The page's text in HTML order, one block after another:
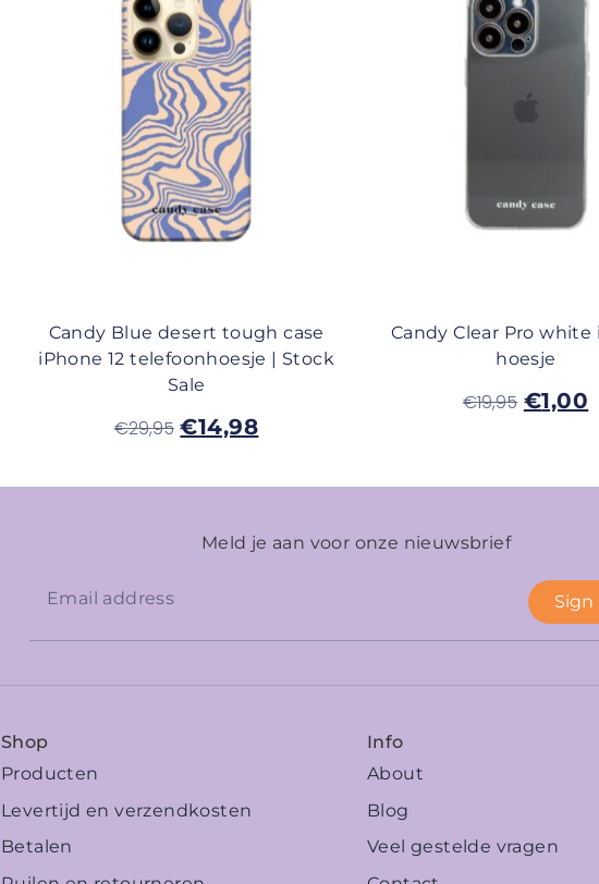
Candy Blue desert tough case
iPhone 12 telefoonhoesje | Stock
Sale
€29,95 €14,98
Candy Clear Pro white
hoesje
€19,95 €1,00
Meld je aan voor onze nieuwsbrief
Sign
Shop
Producten
Levertijd en verzendkosten
Betalen
Info
About
Blog
Veel gestelde vragen